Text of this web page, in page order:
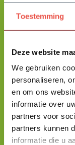
Toestemming
Deze website
We gebruiken
personaliseren,
en om ons
informatie over
partners voor
partners kunnen
informatie die u
Stuur mij een
Help mij kiezen
De beste